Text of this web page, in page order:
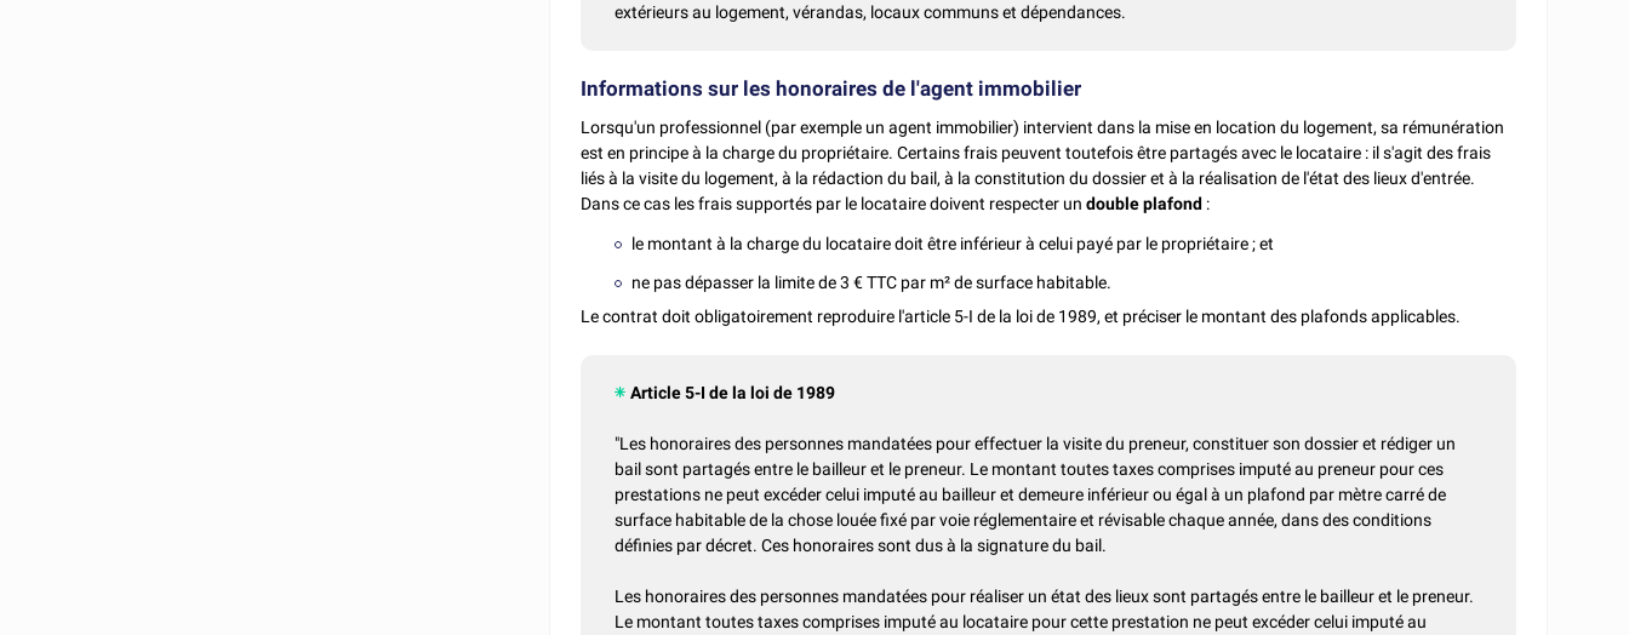
extérieurs au logement, vérandas, locaux communs et dépendances.
Informations sur les honoraires de l'agent immobilier
Lorsqu'un professionnel (par exemple un agent immobilier) intervient dans la mise en location du logement, sa rémunération
est en principe à la charge du propriétaire. Certains frais peuvent toutefois être partagés avec le locataire : il s'agit des frais
liés à la visite du logement, à la rédaction du bail, à la constitution du dossier et à la réalisation de l'état des lieux d'entrée.
Dans ce cas les frais supportés par le locataire doivent respecter undouble plafond :
le montant à la charge du locataire doit être inférieur à celui payé par le propriétaire ; et
ne pas dépasser la limite de 3 € TTC par m² de surface habitable.
Le contrat doit obligatoirement reproduire l'article 5-I de la loi de 1989, et préciser le montant des plafonds applicables.
Article 5-I de la loi de 1989
"Les honoraires des personnes mandatées pour effectuer la visite du preneur, constituer son dossier et rédiger un
bail sont partagés entre le bailleur et le preneur. Le montant toutes taxes comprises imputé au preneur pour ces
prestations ne peut excéder celui imputé au bailleur et demeure inférieur ou égal à un plafond par mètre carré de
surface habitable de la chose louée fixé par voie réglementaire et révisable chaque année, dans des conditions
définies par décret. Ces honoraires sont dus à la signature du bail.
Les honoraires des personnes mandatées pour réaliser un état des lieux sont partagés entre le bailleur et le preneur.
Le montant toutes taxes comprises imputé au locataire pour cette prestation ne peut excéder celui imputé au